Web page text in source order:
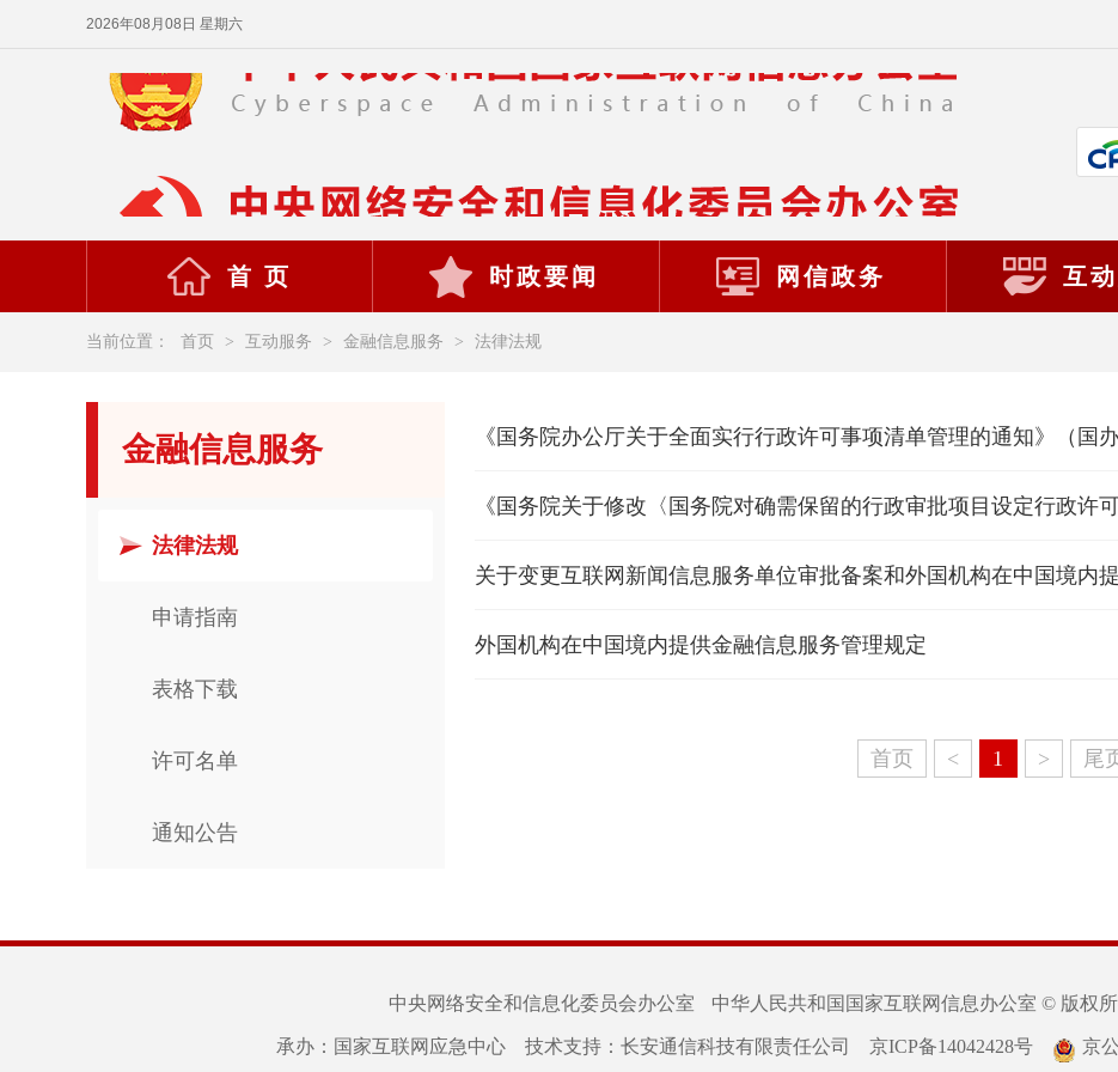
2026年08月08日 星期六
首 页 时政要闻 网信政务 互
当前位置： 首页 > 互动服务 > 金融信息服务 > 法律法规
金融信息服务
法律法规
申请指南
表格下载
许可名单
通知公告
《国务院办公厅关于全面实行行政许可事项清单管理的通知》（国办
外国机构在中国境内提供金融信息服务管理规定
首页 < 1 > 尾
中央网络安全和信息化委员会办公室 中华人民共和国国家互联网信息办公室 © 版权
承办：国家互联网应急中心 技术支持：长安通信科技有限责任公司 京ICP备14042428号 京